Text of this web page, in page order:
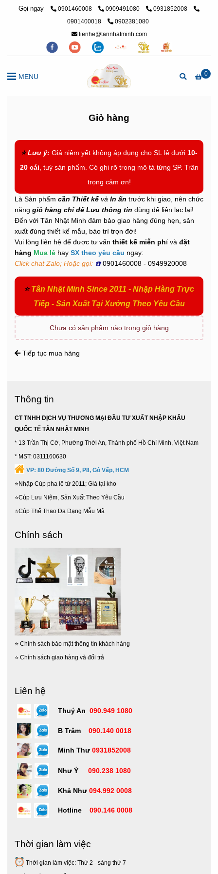
Gọi ngay 0901460008 0909491080
0931852008
0901400018
0902381080
lienhe@tannhatminh.com
0
MENU
Giỏ hàng
⭐ Lưu ý: Giá niêm yết không áp dụng cho SL lẻ dưới 10-
20 cái , tuỳ sản phẩm. Có ghi rõ trong mô tả từng SP. Trân
trọng cảm ơn!
Là Sản phẩm cần Thiết kế và In ấn trước khi giao, nên chức
năng giỏ hàng chỉ để Lưu thông tin dùng để liên lạc lại!
Đến với Tân Nhật Minh đảm bảo giao hàng đúng hẹn, sản
xuất đúng thiết kế mẫu, bảo trì trọn đời!
Vui lòng liên hệ để được tư vấn thiết kế miễn phí và đặt
hàng Mua lẻ hay SX theo yêu cầu ngay:
Click chat Zalo; Hoặc gọi: ☎️ 0901460008 - 0949920008
⭐Tân Nhật Minh Since 2011 - Nhập Hàng Trực
Tiếp - Sản Xuất Tại Xưởng Theo Yêu Cầu
Chưa có sản phẩm nào trong giỏ hàng
Tiếp tục mua hàng
Thông tin
CT TNHH DỊCH VỤ THƯƠNG MẠI ĐẦU TƯ XUẤT NHẬP KHẨU
QUỐC TẾ TÂN NHẬT MINH
* 13 Trần Thị Cờ, Phường Thới An, Thành phố Hồ Chí Minh, Việt Nam
* MST: 0311160630
VP: 80 Đường Số 9, P8, Gò Vấp, HCM
⭐Nhập Cúp pha lê từ 2011; Giá tại kho
⭐Cúp Lưu Niệm, Sản Xuất Theo Yêu Cầu
⭐Cúp Thể Thao Da Dạng Mẫu Mã
Chính sách
⭐ Chính sách bảo mật thông tin khách hàng
⭐ Chính sách giao hàng và đổi trả
Liên hệ
Thuý An 090.949 1080
B Trâm 090.140 0018
Minh Thư 0931852008
Như Ý 090.238 1080
Khả Như 094.992 0008
Hotline 090.146 0008
Thời gian làm việc
Thời gian làm việc: Thứ 2 - sáng thứ 7